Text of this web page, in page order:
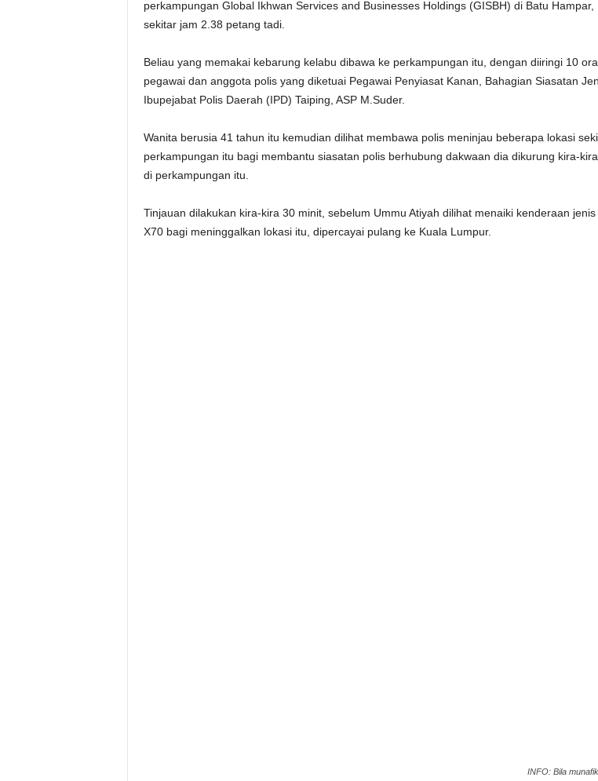
perkampungan Global Ikhwan Services and Businesses Holdings (GISBH) di Batu Hampar,
sekitar jam 2.38 petang tadi.
Beliau yang memakai kebarung kelabu dibawa ke perkampungan itu, dengan diiringi 10
pegawai dan anggota polis yang diketuai Pegawai Penyiasat Kanan, Bahagian Siasatan
Ibupejabat Polis Daerah (IPD) Taiping, ASP M.Suder.
Wanita berusia 41 tahun itu kemudian dilihat membawa polis meninjau beberapa lokasi
perkampungan itu bagi membantu siasatan polis berhubung dakwaan dia dikurung kira-
di perkampungan itu.
Tinjauan dilakukan kira-kira 30 minit, sebelum Ummu Atiyah dilihat menaiki kenderaan jenis
X70 bagi meninggalkan lokasi itu, dipercayai pulang ke Kuala Lumpur.
INFO: Bila